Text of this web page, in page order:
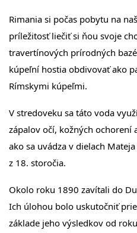
Rimania si počas pobytu na
príležitosť liečiť si ňou svoje
travertínových prírodných
kúpeľní hostia obdivovať ako
Rímskymi kúpeľmi.
V stredoveku sa táto voda
zápalov očí, kožných ochorení
ako sa uvádza v dielach
z 18. storočia.
Okolo roku 1890 zavítali do
Ich úlohou bolo uskutočniť
základe jeho výsledkov od